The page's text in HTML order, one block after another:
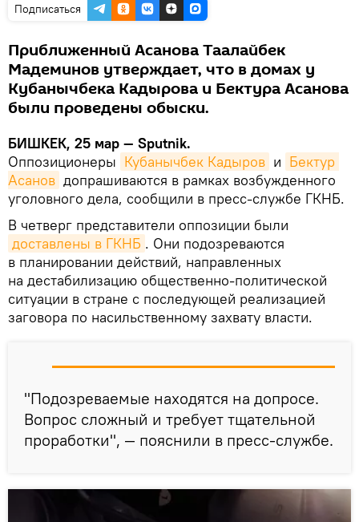
Подписаться
Приближенный Асанова Таалайбек
Мадеминов утверждает, что в домах у
Кубанычбека Кадырова и Бектура Асанова
были проведены обыски.
БИШКЕК, 25 мар — Sputnik.
Оппозиционеры Кубанычбек Кадыров и Бектур
Асанов допрашиваются в рамках возбужденного
уголовного дела, сообщили в пресс-службе ГКНБ.
В четверг представители оппозиции были
доставлены в ГКНБ . Они подозреваются
в планировании действий, направленных
на дестабилизацию общественно-политической
ситуации в стране с последующей реализацией
заговора по насильственному захвату власти.
"Подозреваемые находятся на допросе.
Вопрос сложный и требует тщательной
проработки", — пояснили в пресс-службе.